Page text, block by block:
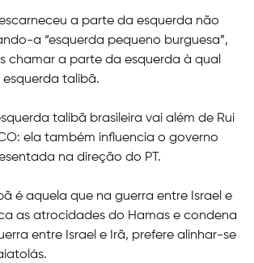
a parte da esquerda não
a “esquerda pequeno burguesa”,
chamar a parte da esquerda à qual
talibã.
talibã brasileira vai além de Rui
ela também influencia o governo
na direção do PT.
é aquela que na guerra entre Israel e
as atrocidades do Hamas e condena
entre Israel e Irã, prefere alinhar-se